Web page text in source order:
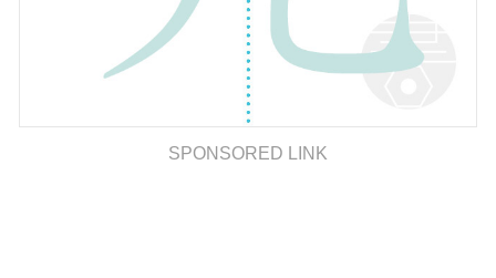
SPONSORED LINK